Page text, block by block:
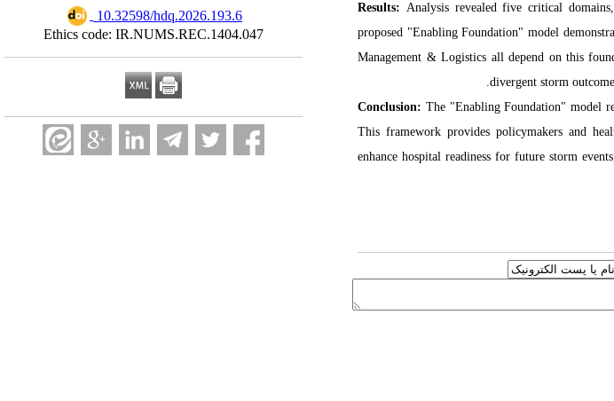
‎ 10.32598/hdq.2026.193.6
Ethics code: IR.NUMS.REC.1404.047
Results: Analysis revealed five critical
proposed "Enabling Foundation" model
Management & Logistics all depend on this
divergent storm
Conclusion: The "Enabling Foundation" model
This framework provides policymakers and
enhance hospital readiness for future storm